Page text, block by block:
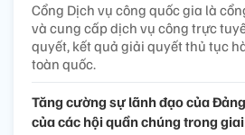
Cổng Dịch vụ công quốc gia là
và cung cấp dịch vụ công trực
quyết, kết quả giải quyết thủ tục
toàn quốc.
Tăng cường sự lãnh đạo của
của các hội quần chúng trong